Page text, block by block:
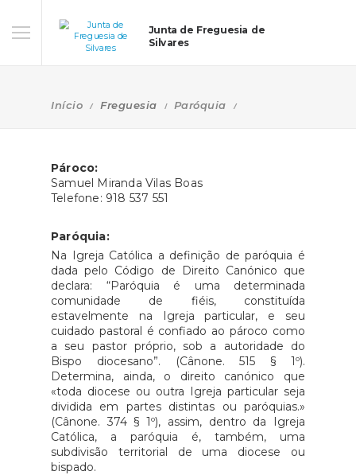
Junta de Freguesia de
Silvares
Início Freguesia Paróquia
Pároco:
Samuel Miranda Vilas Boas
Telefone: 918 537 551
Paróquia:
Na Igreja Católica a definição de paróquia é
dada pelo Código de Direito Canónico que
declara: “Paróquia é uma determinada
comunidade de fiéis, constituída
estavelmente na Igreja particular, e seu
cuidado pastoral é confiado ao pároco como
a seu pastor próprio, sob a autoridade do
Bispo diocesano”. (Cânone. 515 § 1º).
Determina, ainda, o direito canónico que
«toda diocese ou outra Igreja particular seja
dividida em partes distintas ou paróquias.»
(Cânone. 374 § 1º), assim, dentro da Igreja
Católica, a paróquia é, também, uma
subdivisão territorial de uma diocese ou
bispado.